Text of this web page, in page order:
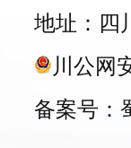
地址：四
川公网
备案号：